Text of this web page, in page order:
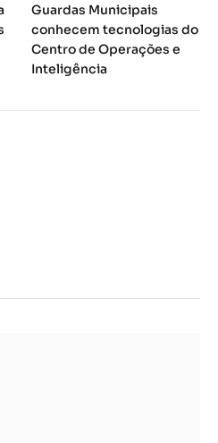
Guardas Municipais
conhecem tecnologias do
Centro de Operações e
Inteligência